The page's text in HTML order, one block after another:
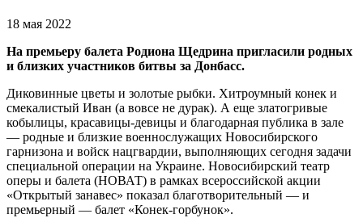
18 мая 2022
На премьеру балета Родиона Щедрина пригласили родных
и близких участников битвы за Донбасс.
Диковинные цветы и золотые рыбки. Хитроумный конек и
смекалистый Иван (а вовсе не дурак). А еще златогривые
кобылицы, красавицы-девицы и благодарная публика в зале
— родные и близкие военнослужащих Новосибирского
гарнизона и войск нацгвардии, выполняющих сегодня задачи
специальной операции на Украине. Новосибирский театр
оперы и балета (НОВАТ) в рамках всероссийской акции
«Открытый занавес» показал благотворительный — и
премьерный — балет «Конек-горбунок».